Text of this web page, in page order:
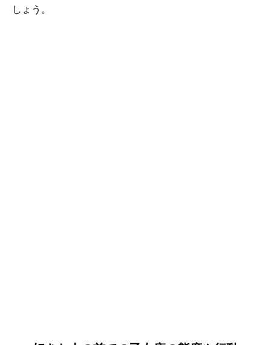
しょう。